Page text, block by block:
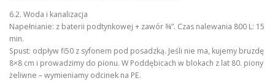
6.2. Woda i kanalizacja
Napełnianie: z baterii podtynkowej + zawór ¾”. Czas nalewania 800 L: 15
min.
Spust: odpływ fi50 z syfonem pod posadzką. Jeśli nie ma, kujemy bruzdę
8×8 cm i prowadzimy do pionu. W Poddębicach w blokach z lat 80. piony
żeliwne – wymieniamy odcinek na PE.